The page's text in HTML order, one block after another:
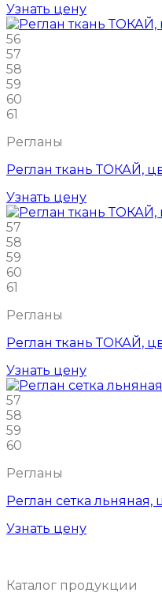
Узнать цену
56
57
58
59
60
61
Регланы
Реглан ткань ТОКАЙ,
Узнать цену
57
58
59
60
61
Регланы
Реглан ткань ТОКАЙ,
Узнать цену
57
58
59
60
Регланы
Реглан сетка льняная,
Узнать цену
Каталог продукции